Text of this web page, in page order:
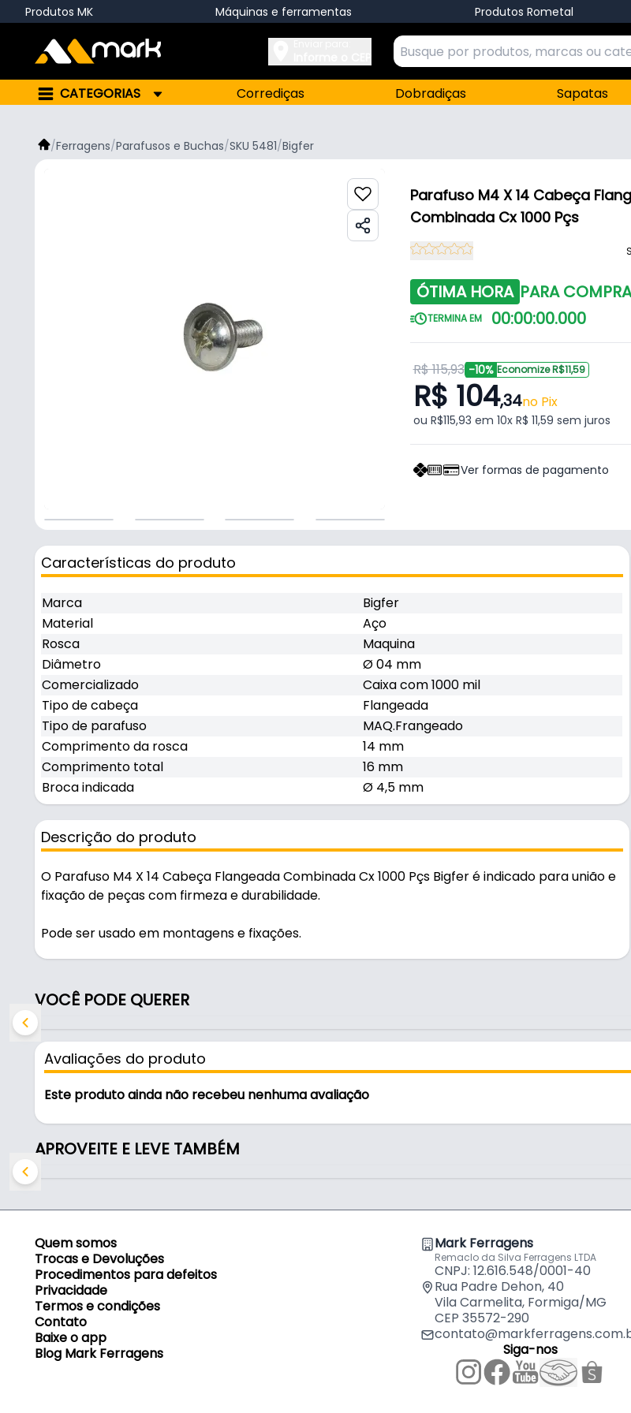
Produtos MK Máquinas e ferramentas Produtos Rometal
CATEGORIAS Corrediças Dobradiças Sapatas
/Ferragens/Parafusos e Buchas/SKU 5481/Bigfer
Parafuso M4 X 14 Cabeça
Combinada Cx 1000 Pçs
ÓTIMA HORA PARA
TERMINA EM 00:00:00.000
R$ 115,93 -10% Economize R$11,59
R$ 104,34no Pix
ou R$115,93 em 10x R$ 11,59 sem juros
Ver formas de pagamento
Características do produto
Marca
Bigfer
Material
Aço
Rosca
Maquina
Diâmetro
Ø 04 mm
Comercializado
Caixa com 1000 mil
Tipo de cabeça
Flangeada
Tipo de parafuso
MAQ.Frangeado
Comprimento da rosca
14 mm
Comprimento total
16 mm
Broca indicada
Ø 4,5 mm
Descrição do produto
O Parafuso M4 X 14 Cabeça Flangeada Combinada Cx 1000 Pçs Bigfer é indicado para união e
fixação de peças com firmeza e durabilidade.
Pode ser usado em montagens e fixações.
Características:
- Material: Aço
- Rosca: Maquina
- Comercializado: Caixa com 1000 mil
- Tipo de cabeça: Flangeada
- Tipo de parafuso: MAQ.Frangeado
- Comprimento da rosca: 14 mm
VOCÊ PODE QUERER
Avaliações do produto
Este produto ainda não recebeu nenhuma avaliação
APROVEITE E LEVE TAMBÉM
Quem somos
Trocas e Devoluções
Procedimentos para defeitos
Privacidade
Termos e condições
Contato
Baixe o app
Blog Mark Ferragens
Mark Ferragens
Remaclo da Silva Ferragens LTDA
CNPJ: 12.616.548/0001-40
Rua Padre Dehon, 40
Vila Carmelita, Formiga/MG
CEP 35572-290
Siga-nos